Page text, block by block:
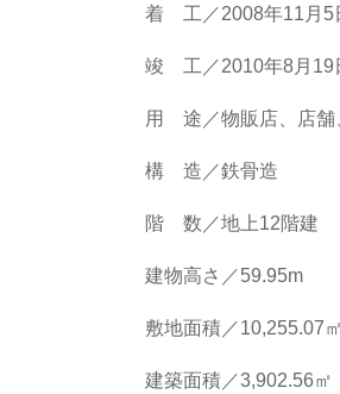
着 工／2008年11月5
竣 工／2010年8月19
用 途／物販店、店舗
構 造／鉄骨造
階 数／地上12階建
建物高さ／59.95m
敷地面積／10,255.07㎡
建築面積／3,902.56㎡